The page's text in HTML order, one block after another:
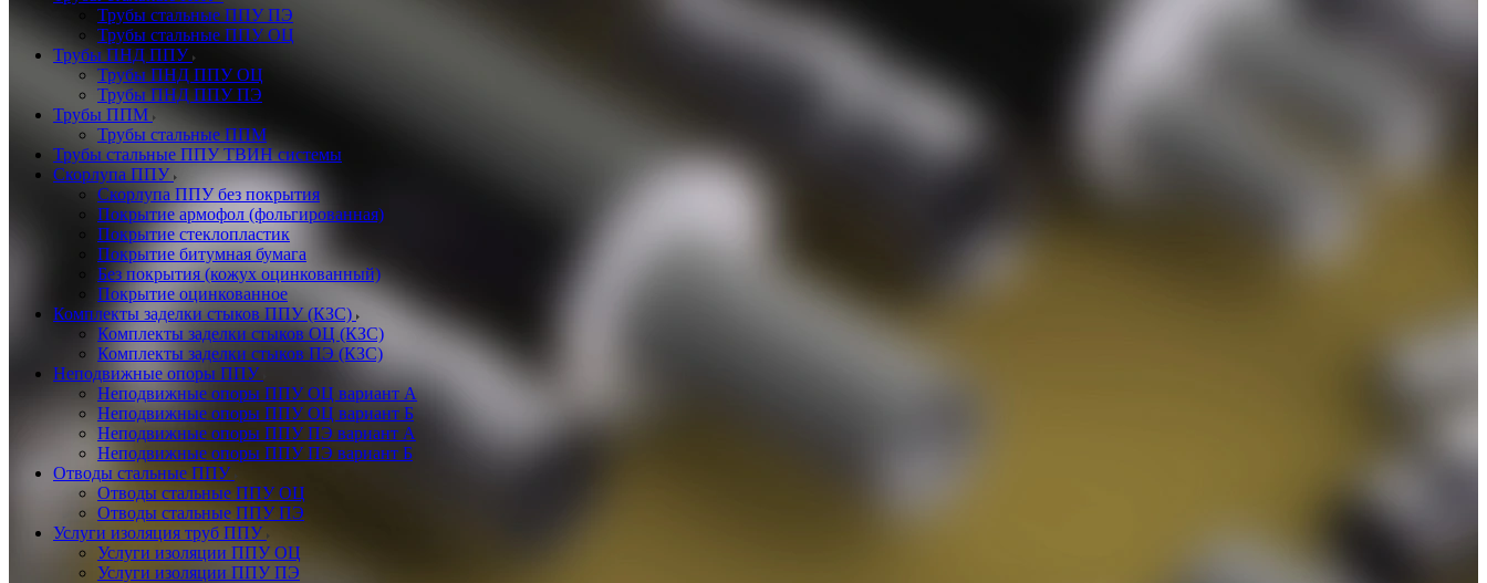
Трубы стальные ППУ ПЭ
Трубы стальные ППУ ОЦ
Трубы ПНД ППУ
Трубы ПНД ППУ ОЦ
Трубы ПНД ППУ ПЭ
Трубы ППМ
Трубы стальные ППМ
Трубы стальные ППУ ТВИН системы
Скорлупа ППУ
Скорлупа ППУ без покрытия
Покрытие армофол (фольгированная)
Покрытие стеклопластик
Покрытие битумная бумага
Без покрытия (кожух оцинкованный)
Покрытие оцинкованное
Комплекты заделки стыков ППУ (КЗС)
Комплекты заделки стыков ОЦ (КЗС)
Комплекты заделки стыков ПЭ (КЗС)
Неподвижные опоры ППУ
Неподвижные опоры ППУ ОЦ вариант А
Неподвижные опоры ППУ ОЦ вариант Б
Неподвижные опоры ППУ ПЭ вариант А
Неподвижные опоры ППУ ПЭ вариант Б
Отводы стальные ППУ
Отводы стальные ППУ ОЦ
Отводы стальные ППУ ПЭ
Услуги изоляция труб ППУ
Услуги изоляции ППУ ОЦ
Услуги изоляции ППУ ПЭ